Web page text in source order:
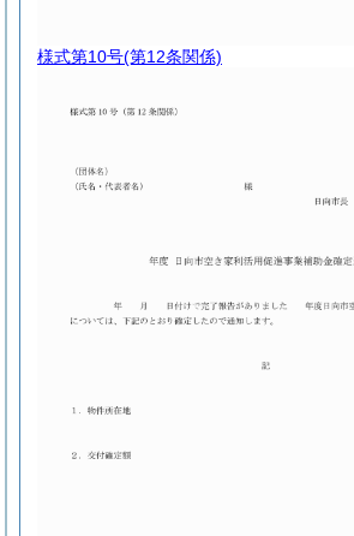
様式第10号(第12条関係)